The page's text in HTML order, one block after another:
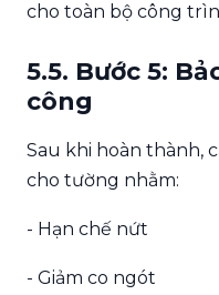
cho toàn bộ công
5.5. Bước 5:
công
Sau khi hoàn thành,
cho tường nhằm:
- Hạn chế nứt
- Giảm co ngót